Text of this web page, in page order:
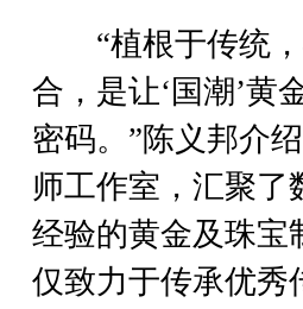
“植根于传统，
合，是让‘国潮’黄
密码。”陈义邦介
师工作室，汇聚了
经验的黄金及珠宝
仅致力于传承优秀